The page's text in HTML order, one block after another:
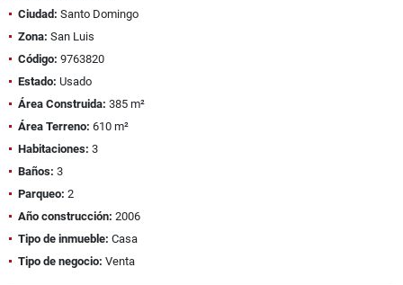
Ciudad: Santo Domingo
Zona: San Luis
Código: 9763820
Estado: Usado
Área Construida: 385 m²
Área Terreno: 610 m²
Habitaciones: 3
Baños: 3
Parqueo: 2
Año construcción: 2006
Tipo de inmueble: Casa
Tipo de negocio: Venta